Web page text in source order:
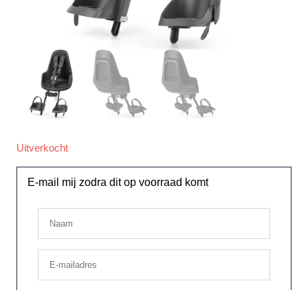
Uitverkocht
E-mail mij zodra dit op voorraad komt